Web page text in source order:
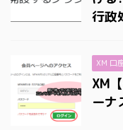
行政
XM 口
XM
ーナ